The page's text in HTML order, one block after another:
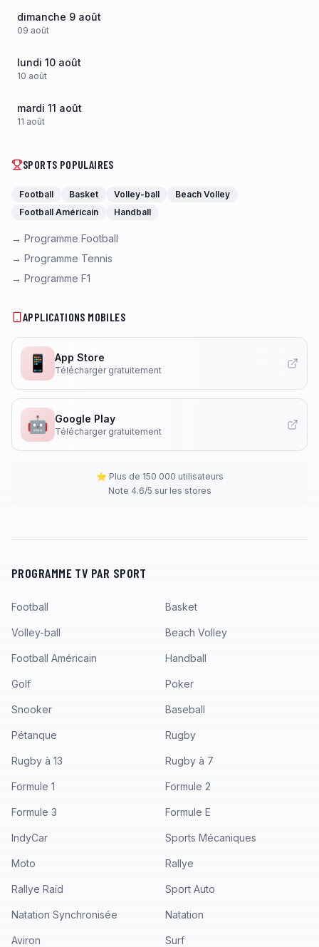
dimanche 9 août
09 août
lundi 10 août
10 août
mardi 11 août
11 août
SPORTS POPULAIRES
Football Basket Volley-ball
Beach Volley
Football Américain
Handball
→ Programme Football
→ Programme Tennis
→ Programme F1
APPLICATIONS MOBILES
📱 App Store
Télécharger gratuitement
🤖 Google Play
Télécharger gratuitement
⭐ Plus de 150 000 utilisateurs
Note 4.6/5 sur les stores
PROGRAMME TV PAR SPORT
Football Basket
Volley-ball Beach Volley
Football Américain Handball
Golf Poker
Snooker Baseball
Pétanque Rugby
Rugby à 13 Rugby à 7
Formule 1 Formule 2
Formule 3 Formule E
IndyCar Sports Mécaniques
Moto Rallye
Rallye Raid Sport Auto
Natation Synchronisée Natation
Aviron Surf